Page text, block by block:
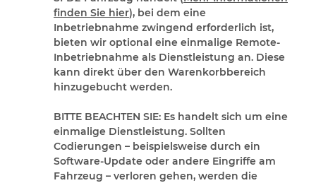
finden Sie hier), bei dem eine
Inbetriebnahme zwingend erforderlich ist,
bieten wir optional eine einmalige Remote-
Inbetriebnahme als Dienstleistung an. Diese
kann direkt über den Warenkorbbereich
hinzugebucht werden.
BITTE BEACHTEN SIE: Es handelt sich um eine
einmalige Dienstleistung. Sollten
Codierungen – beispielsweise durch ein
Software-Update oder andere Eingriffe am
Fahrzeug – verloren gehen, werden die